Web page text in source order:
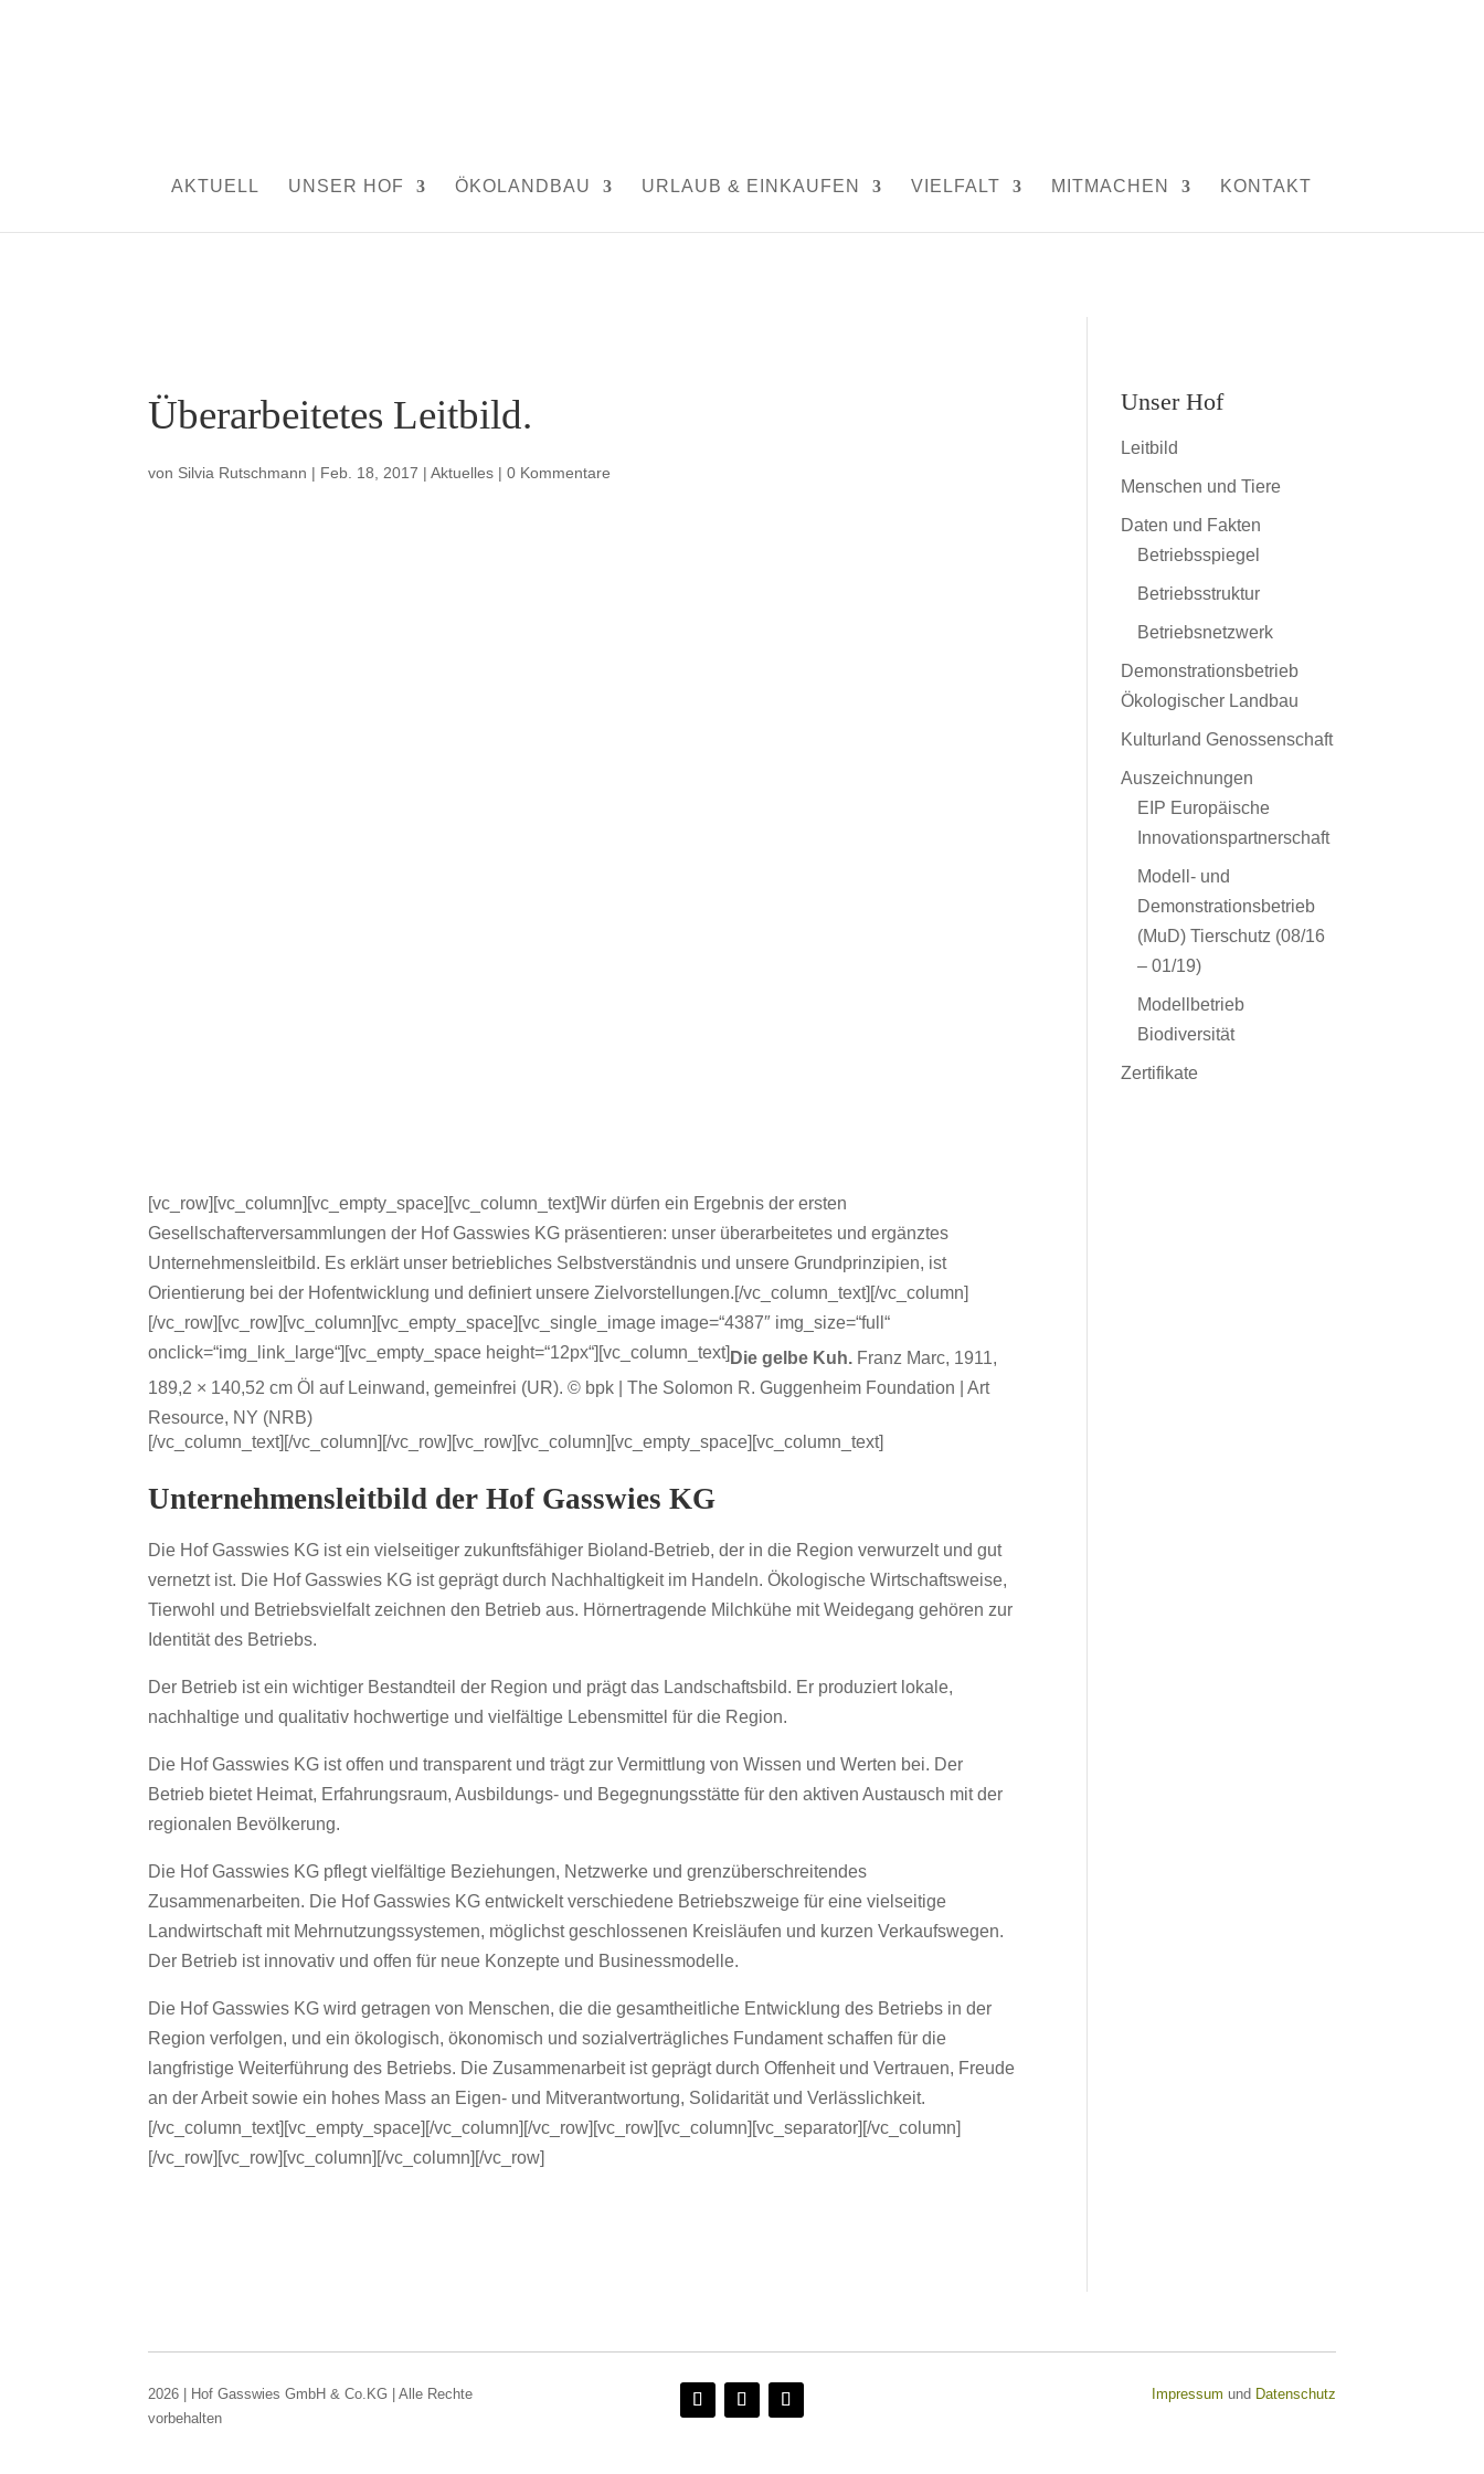
AKTUELL UNSER HOF ÖKOLANDBAU URLAUB & EINKAUFEN VIELFALT MITMACHEN KONTAKT
Überarbeitetes Leitbild.
von Silvia Rutschmann | Feb. 18, 2017 |Aktuelles |0 Kommentare
[vc_row][vc_column][vc_empty_space][vc_column_text]Wir dürfen ein Ergebnis der ersten
Gesellschafterversammlungen der Hof Gasswies KG präsentieren: unser überarbeitetes und ergänztes
Unternehmensleitbild. Es erklärt unser betriebliches Selbstverständnis und unsere Grundprinzipien, ist
Orientierung bei der Hofentwicklung und definiert unsere Zielvorstellungen.[/vc_column_text][/vc_column]
[/vc_row][vc_row][vc_column][vc_empty_space][vc_single_image image=“4387″ img_size=“full“
onclick=“img_link_large“][vc_empty_space height=“12px“][vc_column_text] Die gelbe Kuh. Franz Marc, 1911,
189,2 × 140,52 cm Öl auf Leinwand, gemeinfrei (UR). © bpk | The Solomon R. Guggenheim Foundation | Art
Resource, NY (NRB)
[/vc_column_text][/vc_column][/vc_row][vc_row][vc_column][vc_empty_space][vc_column_text]
Unternehmensleitbild der Hof Gasswies KG
Die Hof Gasswies KG ist ein vielseitiger zukunftsfähiger Bioland-Betrieb, der in die Region verwurzelt und gut
vernetzt ist. Die Hof Gasswies KG ist geprägt durch Nachhaltigkeit im Handeln. Ökologische Wirtschaftsweise,
Tierwohl und Betriebsvielfalt zeichnen den Betrieb aus. Hörnertragende Milchkühe mit Weidegang gehören zur
Identität des Betriebs.
Der Betrieb ist ein wichtiger Bestandteil der Region und prägt das Landschaftsbild. Er produziert lokale,
nachhaltige und qualitativ hochwertige und vielfältige Lebensmittel für die Region.
Die Hof Gasswies KG ist offen und transparent und trägt zur Vermittlung von Wissen und Werten bei. Der
Betrieb bietet Heimat, Erfahrungsraum, Ausbildungs- und Begegnungsstätte für den aktiven Austausch mit der
regionalen Bevölkerung.
Die Hof Gasswies KG pflegt vielfältige Beziehungen, Netzwerke und grenzüberschreitendes
Zusammenarbeiten. Die Hof Gasswies KG entwickelt verschiedene Betriebszweige für eine vielseitige
Landwirtschaft mit Mehrnutzungssystemen, möglichst geschlossenen Kreisläufen und kurzen Verkaufswegen.
Der Betrieb ist innovativ und offen für neue Konzepte und Businessmodelle.
Die Hof Gasswies KG wird getragen von Menschen, die die gesamtheitliche Entwicklung des Betriebs in der
Region verfolgen, und ein ökologisch, ökonomisch und sozialverträgliches Fundament schaffen für die
langfristige Weiterführung des Betriebs. Die Zusammenarbeit ist geprägt durch Offenheit und Vertrauen, Freude
an der Arbeit sowie ein hohes Mass an Eigen- und Mitverantwortung, Solidarität und Verlässlichkeit.
[/vc_column_text][vc_empty_space][/vc_column][/vc_row][vc_row][vc_column][vc_separator][/vc_column]
[/vc_row][vc_row][vc_column][/vc_column][/vc_row]
Unser Hof
Leitbild
Menschen und Tiere
Daten und Fakten
Betriebsspiegel
Betriebsstruktur
Betriebsnetzwerk
Demonstrationsbetrieb
Ökologischer Landbau
Kulturland Genossenschaft
Auszeichnungen
EIP Europäische
Innovationspartnerschaft
Modell- und
Demonstrationsbetrieb
(MuD) Tierschutz (08/16
– 01/19)
Modellbetrieb
Biodiversität
Zertifikate
2026 | Hof Gasswies GmbH & Co.KG | Alle Rechte
vorbehalten
Impressum und Datenschutz